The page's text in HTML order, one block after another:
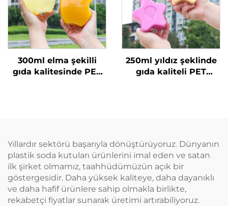
300ml elma şekilli
gıda kalitesinde PET
uygun
250ml yıldız şeklinde
gıda kaliteli PET
uygun
Yıllardır sektörü başarıyla dönüştürüyoruz. Dünyanın
plastik soda kutuları ürünlerini imal eden ve satan
ilk şirket olmamız, taahhüdümüzün açık bir
göstergesidir. Daha yüksek kaliteye, daha dayanıklı
ve daha hafif ürünlere sahip olmakla birlikte,
rekabetçi fiyatlar sunarak üretimi artırabiliyoruz.